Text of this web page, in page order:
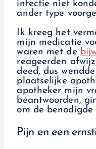
infectie niet
ander type
Ik kreeg het
mijn medicatie
waren met de
reageerden
deed, dus
plaatselijke
apotheker mijn
beantwoorden,
om de
Pijn en een